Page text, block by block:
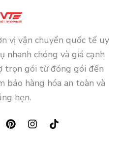
vị vận chuyển quốc tế uy
nhanh chóng và giá cạnh
trọn gói từ đóng gói đến
bảo hàng hóa an toàn và
hẹn.